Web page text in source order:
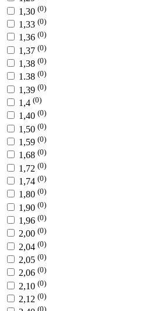
1,30 (0)
1,33 (0)
1,36 (0)
1,37 (0)
1,38 (0)
1.38 (0)
1,39 (0)
1,4 (0)
1,40 (0)
1,50 (0)
1,59 (0)
1,68 (0)
1,72 (0)
1,74 (0)
1,80 (0)
1,90 (0)
1,96 (0)
2,00 (0)
2,04 (0)
2,05 (0)
2,06 (0)
2,10 (0)
2,12 (0)
(0)